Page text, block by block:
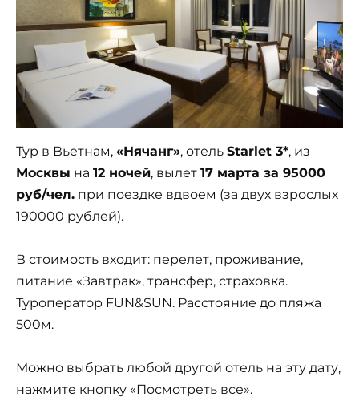
Тур в Вьетнам, «Нячанг», отель Starlet 3*, из
Москвы на 12 ночей, вылет 17 марта за 95000
руб/чел. при поездке вдвоем (за двух взрослых
190000 рублей).
В стоимость входит: перелет, проживание,
питание «Завтрак», трансфер, страховка.
Туроператор FUN&SUN. Расстояние до пляжа
500м.
Можно выбрать любой другой отель на эту дату,
нажмите кнопку «Посмотреть все».